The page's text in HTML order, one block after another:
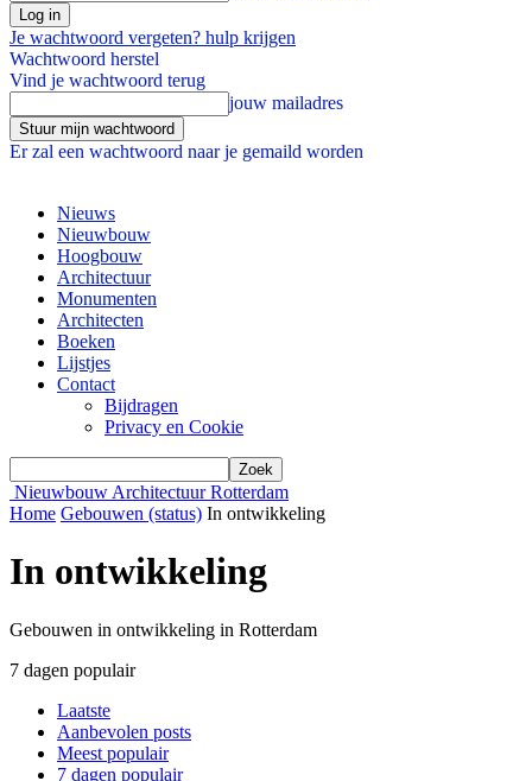
Je wachtwoord vergeten? hulp krijgen
Wachtwoord herstel
Vind je wachtwoord terug
jouw mailadres
Er zal een wachtwoord naar je gemaild worden
Nieuws
Nieuwbouw
Hoogbouw
Architectuur
Monumenten
Architecten
Boeken
Lijstjes
Contact
Bijdragen
Privacy en Cookie
Nieuwbouw Architectuur Rotterdam
Home Gebouwen (status) In ontwikkeling
In ontwikkeling
Gebouwen in ontwikkeling in Rotterdam
7 dagen populair
Laatste
Aanbevolen posts
Meest populair
7 dagen populair